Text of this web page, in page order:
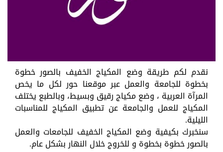
نقدم لكم طريقة وضع المكياج الخفيف بالصور خطوة
بخطوة للجامعة والعمل عبر موقعنا حور لكل ما يخص
المرآة العربية ، وضع مكياج رقيق وبسيط، وبالطبع يختلف
المكياج للعمل والجامعة عن تطبيق المكياج للمناسبات
الليلية.
سنخبرك بكيفية وضع المكياج الخفيف للجامعات والعمل
بالصور خطوة بخطوة و للخروج خلال النهار بشكل عام.